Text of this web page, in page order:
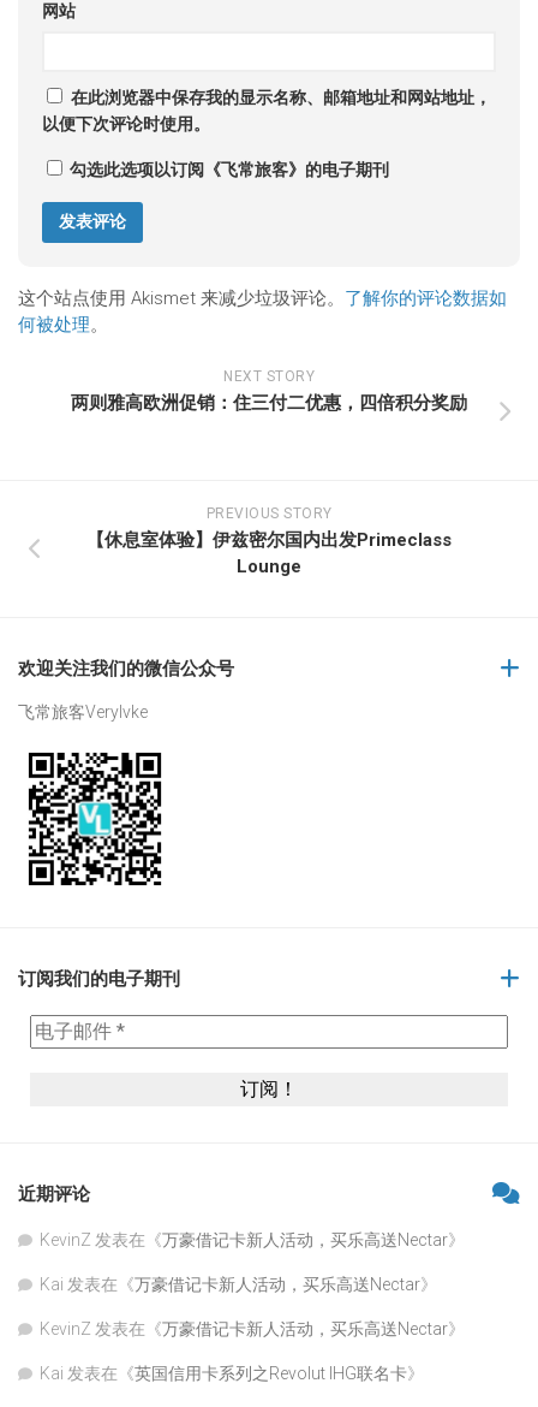
网站
在此浏览器中保存我的显示名称、邮箱地址和网站地址，
以便下次评论时使用。
勾选此选项以订阅《飞常旅客》的电子期刊
这个站点使用 Akismet 来减少垃圾评论。 了解你的评论数据如
何被处理。
NEXT STORY
两则雅高欧洲促销：住三付二优惠，四倍积分奖励
PREVIOUS STORY
【休息室体验】伊兹密尔国内出发Primeclass
Lounge
欢迎关注我们的微信公众号
飞常旅客Verylvke
订阅我们的电子期刊
近期评论
KevinZ 发表在《万豪借记卡新人活动，买乐高送Nectar》
Kai 发表在《万豪借记卡新人活动，买乐高送Nectar》
KevinZ 发表在《万豪借记卡新人活动，买乐高送Nectar》
Kai 发表在《英国信用卡系列之Revolut IHG联名卡》